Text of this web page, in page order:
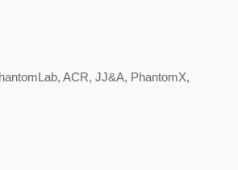
ACR, JJ&A, PhantomX,